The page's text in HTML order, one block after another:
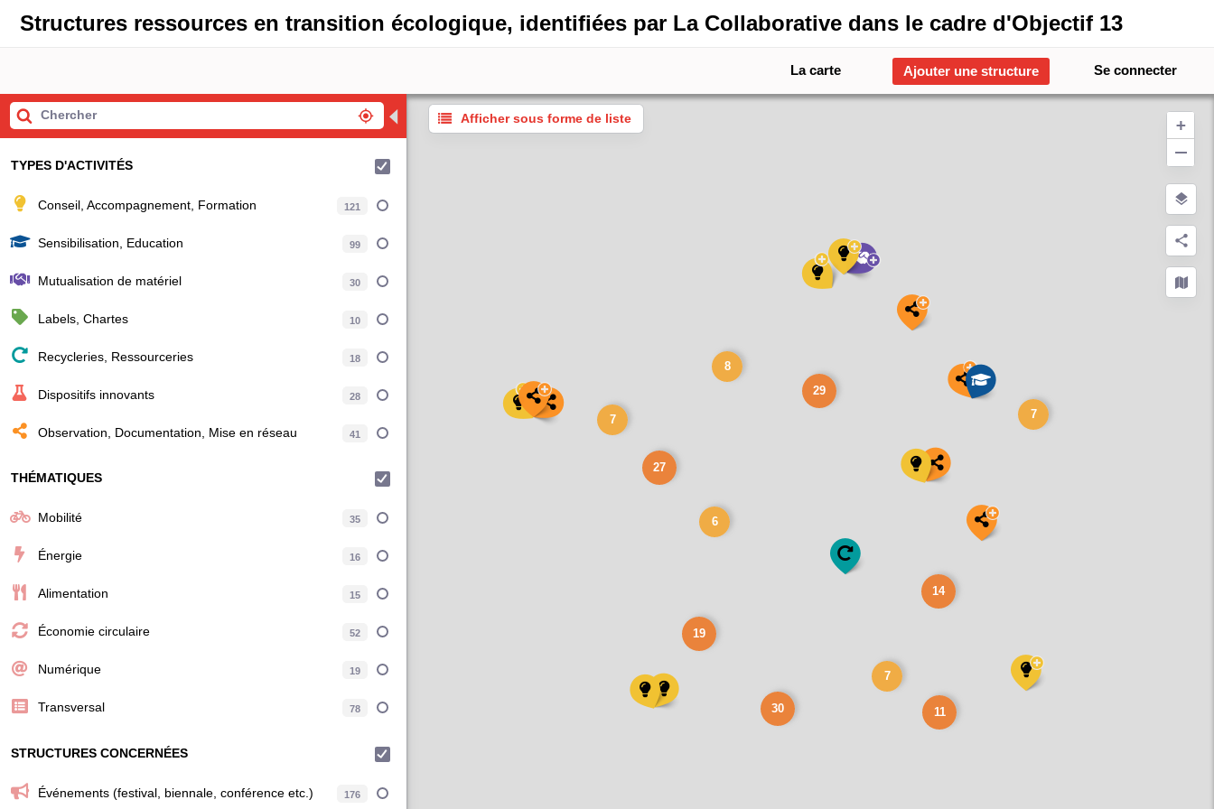
Structures ressources en transition écologique, identifiées par La Collaborative dans le cadre d'Objectif 13
La carte Ajouter une structure Se connecter
◀
TYPES D'ACTIVITÉS
Conseil, Accompagnement, Formation 121
Sensibilisation, Education 99
Mutualisation de matériel 30
Labels, Chartes 10
Recycleries, Ressourceries 18
Dispositifs innovants 28
Observation, Documentation, Mise en réseau 41
THÉMATIQUES
Mobilité 35
Énergie 16
Alimentation 15
Économie circulaire 52
Numérique 19
Transversal 78
STRUCTURES CONCERNÉES
Événements (festival, biennale, conférence etc.) 176
Afficher sous forme de liste
7
7
6
27
8
29
19
30
14
11
7
+
−